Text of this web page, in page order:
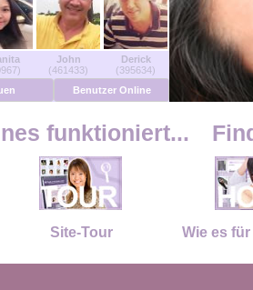
John
(461433)
Derick
(395634)
Benutzer Online
funktioniert...
Site-Tour Wie es